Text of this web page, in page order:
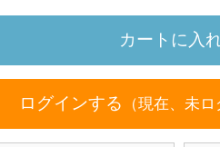
ログインする （現在、未